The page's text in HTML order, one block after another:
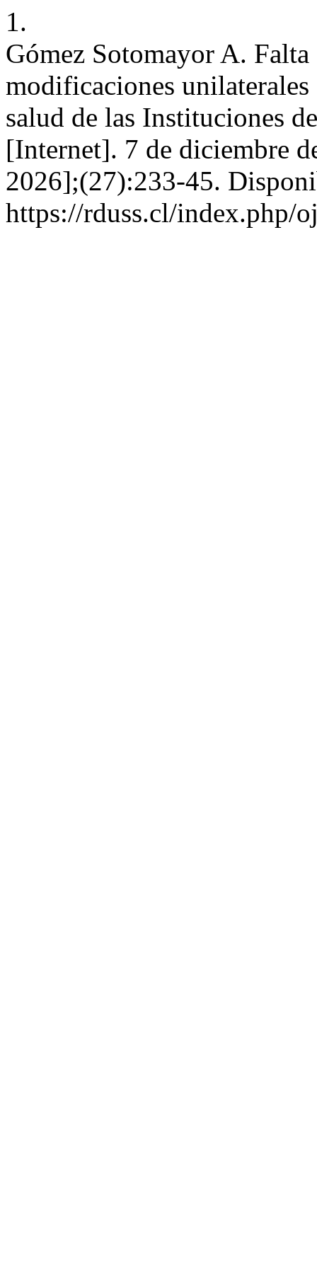
1.
Gómez Sotomayor A.
modificaciones unilaterales
salud de las Instituciones
[Internet]. 7 de diciembre
2026];(27):233-45.
https://rduss.cl/index.php/